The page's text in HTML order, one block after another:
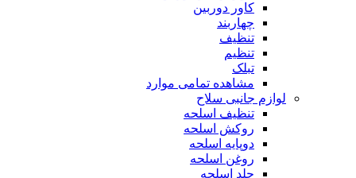
کاور دوربین
چهاربند
تنظیف
تنظیم
تبلک
مشاهده تمامی موارد
لوازم جانبی سلاح
تنظیف اسلحه
روکش اسلحه
دوپایه اسلحه
روغن اسلحه
جلد اسلحه